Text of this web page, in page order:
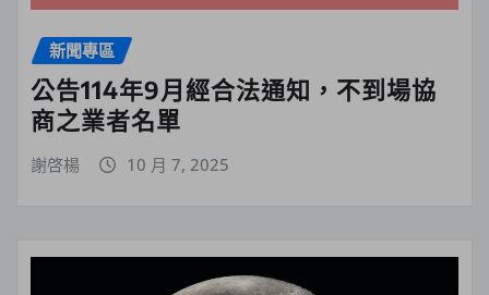
新聞專區
公告114年9月經合法通知，不到場協
商之業者名單
謝啓楊 10 月 7, 2025